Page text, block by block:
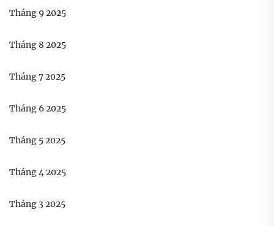
Tháng 9 2025
Tháng 8 2025
Tháng 7 2025
Tháng 6 2025
Tháng 5 2025
Tháng 4 2025
Tháng 3 2025